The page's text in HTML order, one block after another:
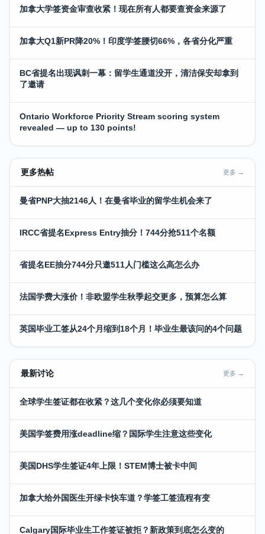
加拿大学签资金审查收紧！现在所有人都要查资金来源了
加拿大Q1新PR降20%！印度学签腰切66%，各省分化严重
BC省提名出现讽刺一幕：留学生通道没开，清洁保安却拿到
了邀请
Ontario Workforce Priority Stream scoring system
revealed — up to 130 points!
更多热帖 更多 →
曼省PNP大抽2146人！在曼省毕业的留学生机会来了
IRCC省提名Express Entry抽分！744分抢511个名额
省提名EE抽分744分只邀511人门槛这么高怎么办
法国学费大涨价！非欧盟学生秋季起交更多，预算怎么算
英国毕业工签从24个月缩到18个月！毕业生最该问的4个问题
最新讨论 更多 →
全球学生签证都在收紧？这几个变化你必须要知道
美国学签费用涨deadline缩？国际学生注意这些变化
美国DHS学生签证4年上限！STEM博士被卡中间
加拿大给外国医生开绿卡快车道？学签工签流程有变
Calgary国际毕业生工作签证被拒？新政策到底怎么变的